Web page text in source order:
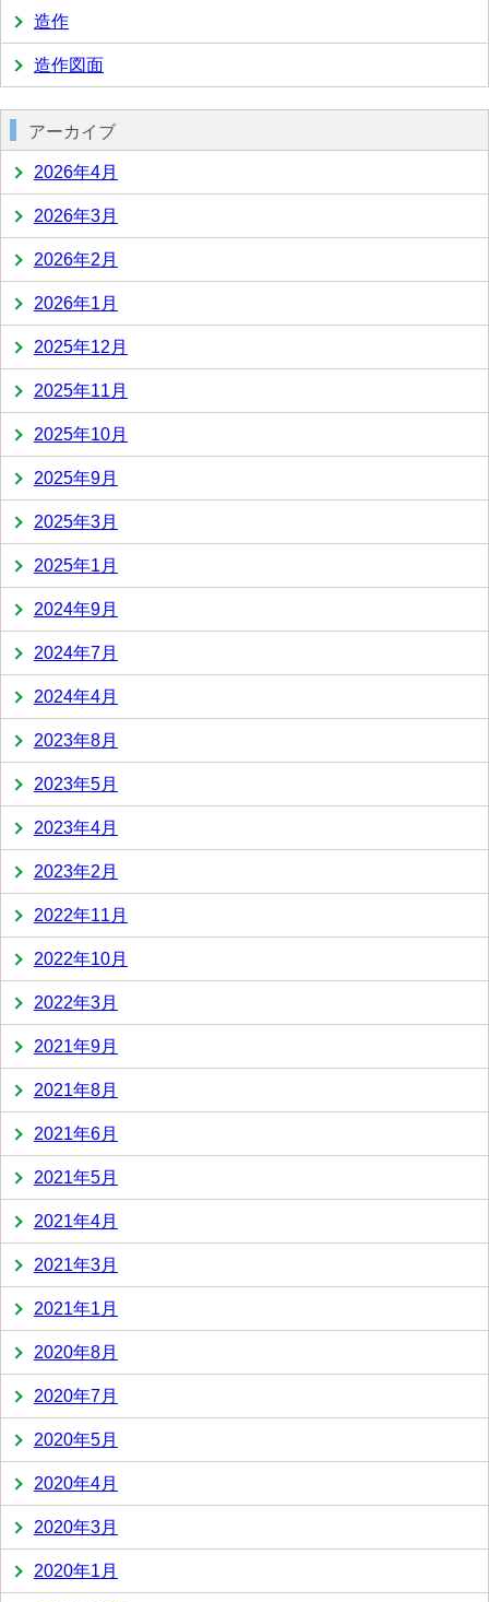
造作
造作図面
アーカイブ
2026年4月
2026年3月
2026年2月
2026年1月
2025年12月
2025年11月
2025年10月
2025年9月
2025年3月
2025年1月
2024年9月
2024年7月
2024年4月
2023年8月
2023年5月
2023年4月
2023年2月
2022年11月
2022年10月
2022年3月
2021年9月
2021年8月
2021年6月
2021年5月
2021年4月
2021年3月
2021年1月
2020年8月
2020年7月
2020年5月
2020年4月
2020年3月
2020年1月